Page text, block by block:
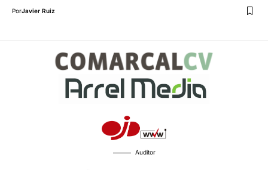
PorJavier Ruiz
Auditor